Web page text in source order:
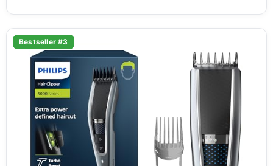
Bestseller #3